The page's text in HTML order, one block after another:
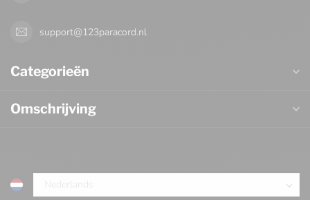
support@123paracord.nl
Categorieën
Omschrijving